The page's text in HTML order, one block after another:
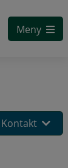
Meny
Kontakt